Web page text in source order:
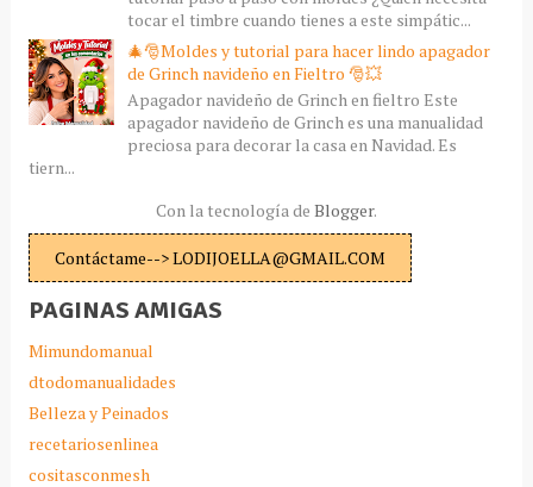
tocar el timbre cuando tienes a este simpátic...
🎄🎅Moldes y tutorial para hacer lindo apagador
de Grinch navideño en Fieltro 🎅💥
Apagador navideño de Grinch en fieltro Este
apagador navideño de Grinch es una manualidad
preciosa para decorar la casa en Navidad. Es
tiern...
Con la tecnología de Blogger.
Contáctame--> LODIJOELLA@GMAIL.COM
PAGINAS AMIGAS
Mimundomanual
dtodomanualidades
Belleza y Peinados
recetariosenlinea
cositasconmesh